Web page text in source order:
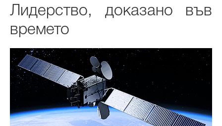
Лидерство, доказано във
времето